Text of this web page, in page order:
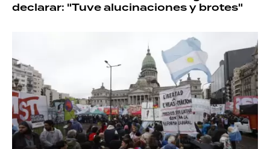
declarar: "Tuve alucinaciones y brotes"